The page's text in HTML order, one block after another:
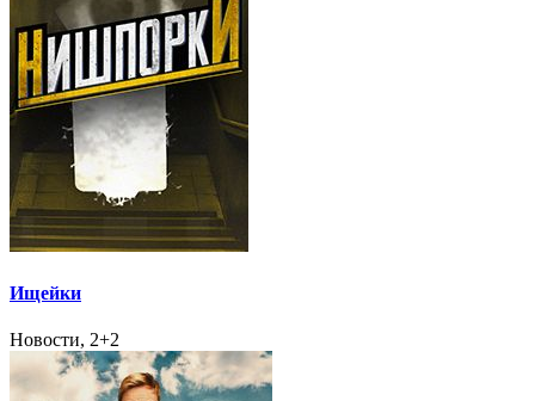
Ищейки
Новости, 2+2